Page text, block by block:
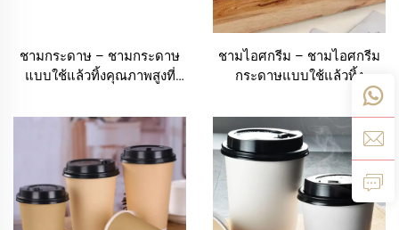
ชามกระดาษ – ชามกระดาษ
แบบใช้แล้วทิ้งคุณภาพสูงที่
สำหรับอาหาร | เซี่ยงไฮ้ โบลู
มิง
ชามไอศกรีม – ชามไอศกรีม
กระดาษแบบใช้แล้วทิ้ง